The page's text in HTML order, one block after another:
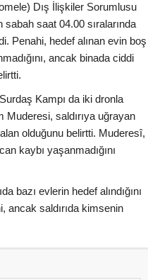
Dış İlişkiler Sorumlusu
sabah saat 04.00 sıralarında
Penahi, hedef alınan evin boş
ancak binada ciddi
Kampı da iki dronla
Muderesi, saldırıya uğrayan
olduğunu belirtti. Muderesî,
kaybı yaşanmadığını
bazı evlerin hedef alındığını
ancak saldırıda kimsenin